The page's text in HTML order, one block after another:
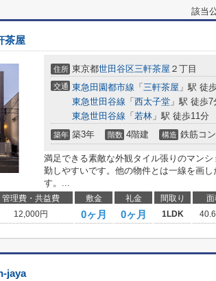
該当
茶屋
住所 東京都世田谷区三軒茶屋 ２丁目
交通 東急田園都市線 「 三軒茶屋 」駅 徒
東急世田谷線 「 西太子堂 」駅 徒歩7
東急世田谷線 「 若林 」駅 徒歩11分
築年 築3年 階数 4階建 構造 鉄筋コ
満足できる素敵な外観タイル張りのマン
勤しやすいです。他の物件とは一線を画
す。...
管理費・共益費 敷金 礼金 間取り 面
12,000円 0ヶ月 0ヶ月 1LDK
jaya